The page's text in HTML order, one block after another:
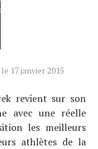
le 17 janvier 2015
revient sur son
avec une réelle
les meilleurs
athlètes de la